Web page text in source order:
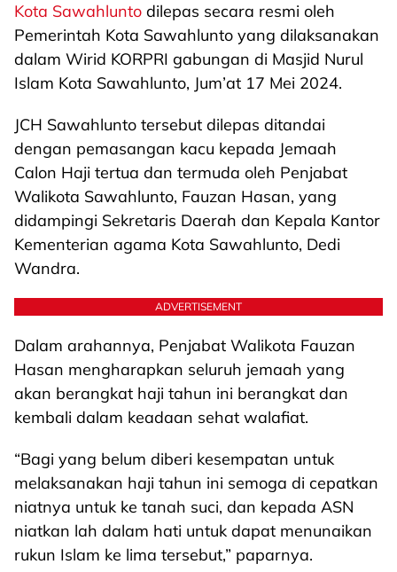
Kota Sawahlunto dilepas secara resmi oleh
Pemerintah Kota Sawahlunto yang dilaksanakan
dalam Wirid KORPRI gabungan di Masjid Nurul
Islam Kota Sawahlunto, Jum’at 17 Mei 2024.
JCH Sawahlunto tersebut dilepas ditandai
dengan pemasangan kacu kepada Jemaah
Calon Haji tertua dan termuda oleh Penjabat
Walikota Sawahlunto, Fauzan Hasan, yang
didampingi Sekretaris Daerah dan Kepala Kantor
Kementerian agama Kota Sawahlunto, Dedi
Wandra.
ADVERTISEMENT
Dalam arahannya, Penjabat Walikota Fauzan
Hasan mengharapkan seluruh jemaah yang
akan berangkat haji tahun ini berangkat dan
kembali dalam keadaan sehat walafiat.
“Bagi yang belum diberi kesempatan untuk
melaksanakan haji tahun ini semoga di cepatkan
niatnya untuk ke tanah suci, dan kepada ASN
niatkan lah dalam hati untuk dapat menunaikan
rukun Islam ke lima tersebut,” paparnya.